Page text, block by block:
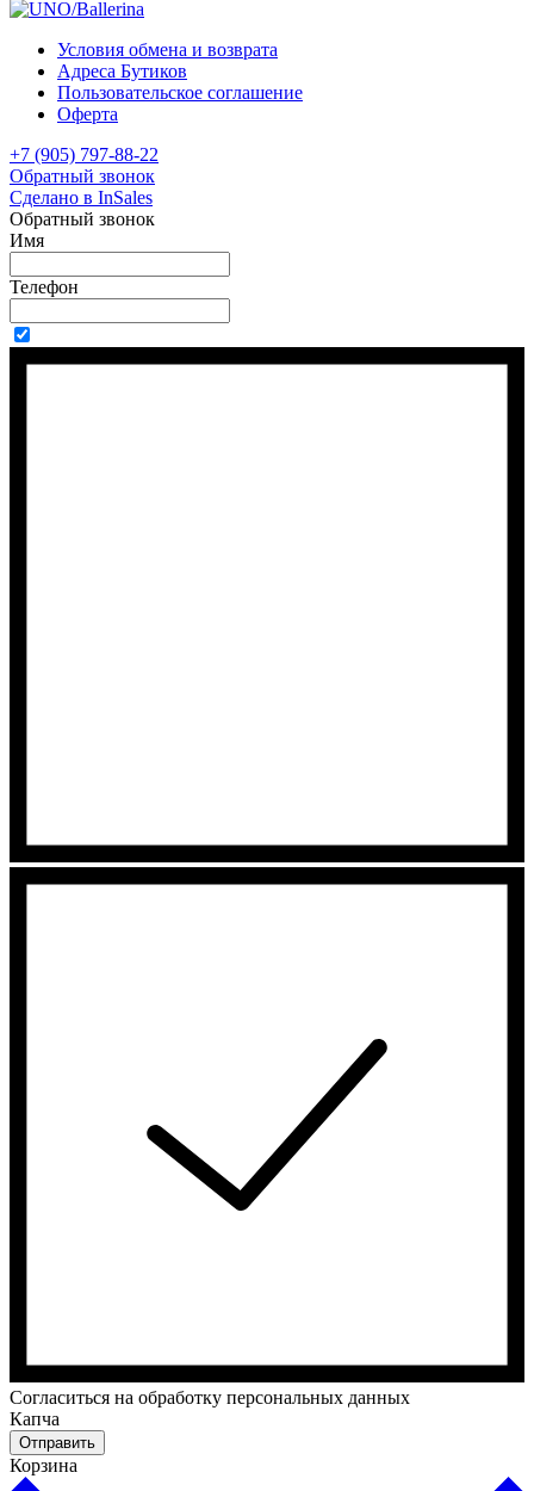
Условия обмена и возврата
Адреса Бутиков
Пользовательское соглашение
Оферта
+7 (905) 797-88-22
Обратный звонок
Сделано в InSales
Обратный звонок
Имя
Телефон
Cогласиться на обработку персональных данных
Капча
Отправить
Корзина